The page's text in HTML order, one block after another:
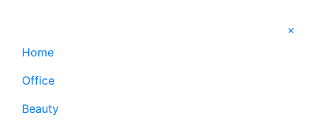
×
Home
Office
Beauty